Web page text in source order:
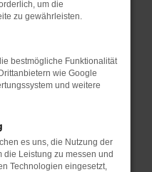
Seite in einem
vorübergehende
neuesten Stand
nur ein
um die
zu gewährleisten.
bestmögliche Funktionalität
wie Google
und weitere
es uns, die Nutzung der
Leistung zu messen und
Technologien eingesetzt,